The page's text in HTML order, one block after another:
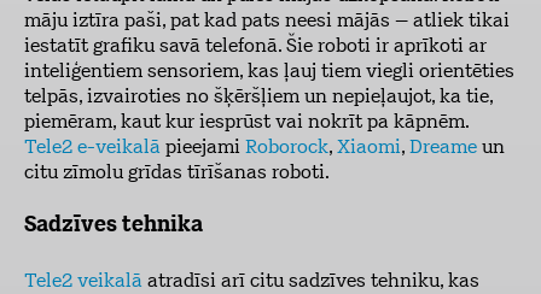
māju iztīra paši, pat kad pats neesi mājās – atliek tikai
iestatīt grafiku savā telefonā. Šie roboti ir aprīkoti ar
inteliģentiem sensoriem, kas ļauj tiem viegli orientēties
telpās, izvairoties no šķēršļiem un nepieļaujot, ka tie,
piemēram, kaut kur iesprūst vai nokrīt pa kāpnēm.
Tele2 e-veikalā pieejami Roborock, Xiaomi, Dreame un
citu zīmolu grīdas tīrīšanas roboti.
Sadzīves tehnika
Tele2 veikalā atradīsi arī citu sadzīves tehniku, kas